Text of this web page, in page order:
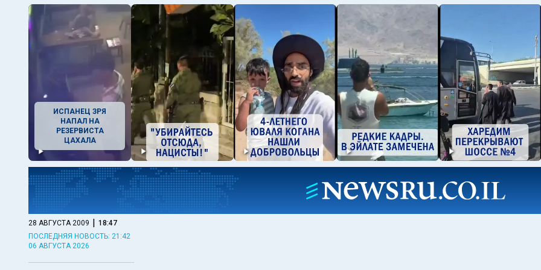
ИСПАНЕЦ ЗРЯ
НАПАЛ НА
РЕЗЕРВИСТА
ЦАХАЛА
28 АВГУСТА 2009 | 18:47
ПОСЛЕДНЯЯ НОВОСТЬ: 21:42
06 АВГУСТА 2026